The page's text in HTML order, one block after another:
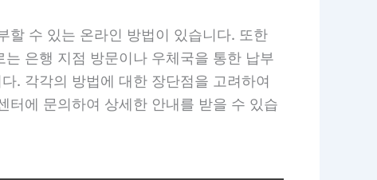
할 수 있는 온라인 방법이 있습니다. 또한
은행 지점 방문이나 우체국을 통한 납부
. 각각의 방법에 대한 장단점을 고려하여
터에 문의하여 상세한 안내를 받을 수 있습